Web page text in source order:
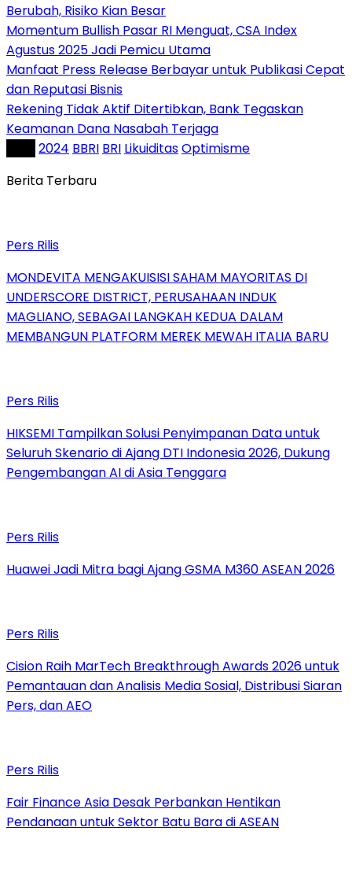
Berubah, Risiko Kian Besar
Momentum Bullish Pasar RI Menguat, CSA Index
Agustus 2025 Jadi Pemicu Utama
Manfaat Press Release Berbayar untuk Publikasi Cepat
dan Reputasi Bisnis
Rekening Tidak Aktif Ditertibkan, Bank Tegaskan
Keamanan Dana Nasabah Terjaga
2024 BBRI BRI LikuiditasOptimisme
Berita Terbaru
Pers Rilis
MONDEVITA MENGAKUISISI SAHAM MAYORITAS DI
UNDERSCORE DISTRICT, PERUSAHAAN INDUK
MAGLIANO, SEBAGAI LANGKAH KEDUA DALAM
MEMBANGUN PLATFORM MEREK MEWAH ITALIA BARU
Pers Rilis
HIKSEMI Tampilkan Solusi Penyimpanan Data untuk
Seluruh Skenario di Ajang DTI Indonesia 2026, Dukung
Pengembangan AI di Asia Tenggara
Pers Rilis
Huawei Jadi Mitra bagi Ajang GSMA M360 ASEAN 2026
Pers Rilis
Cision Raih MarTech Breakthrough Awards 2026 untuk
Pemantauan dan Analisis Media Sosial, Distribusi Siaran
Pers, dan AEO
Pers Rilis
Fair Finance Asia Desak Perbankan Hentikan
Pendanaan untuk Sektor Batu Bara di ASEAN